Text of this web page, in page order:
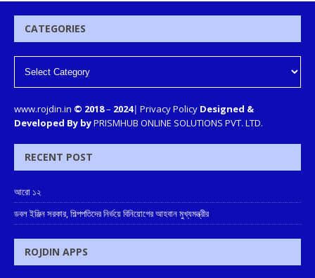
CATEGORIES
www.rojdin.in © 2018– 2024| Privacy Policy Designed &
Developed By byPRISMHUB ONLINE SOLUTIONS PVT. LTD.
RECENT POST
আরো ১২
ডবল ইঞ্জিন সরকার, শিল্পপতিদের নির্ভয়ে বিনিয়োগের আহবান মুখ্যমন্ত্রীর
ROJDIN APPS